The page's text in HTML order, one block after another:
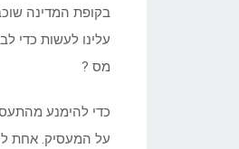
בקופת המדינה
עלינו לעשות כדי
מס ?
כדי להימנע
על המעסיק. אחת